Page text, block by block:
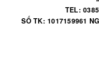
TEL:
SỐ TK: 1017159961